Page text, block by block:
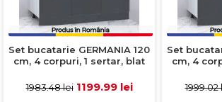
Set bucatarie GERMANIA 120
cm, 4 corpuri, 1 sertar, blat
1983.48 lei 1199.99 lei
Set
cm, 4
1999.02